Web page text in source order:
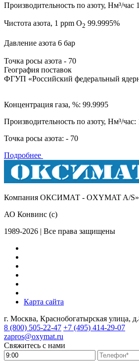
Производительность по азоту, Нм³/час
Чистота азота, 1 ppm O2 99.9995%
Давление азота 6 бар
Точка росы азота - 70
География поставок
ФГУП «Российский федеральный
Концентрация газа, %: 99.9995
Производительность по азоту, Нм³/час:
Точка росы азота: - 70
Подробнее
Компания ОКСИМАТ - OXYMAT A/S»
АО Конвинс (с)
1989-2026 | Все права защищены
Карта сайта
г. Москва, Краснобогатырская улица,
8 (800) 505-22-47 +7 (495) 414-29-07
zapros@oxymat.ru
Свяжитесь с нами